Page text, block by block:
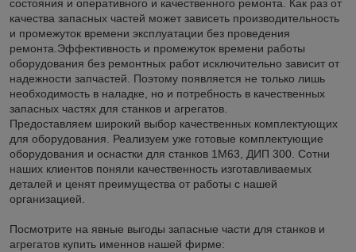
состояния и оперативного и качественного ремонта. Как раз от
качества запасных частей может зависеть производительность
и промежуток времени эксплуатации без проведения
ремонта.Эффективность и промежуток времени работы
оборудования без ремонтных работ исключительно зависит от
надежности запчастей. Поэтому появляется не только лишь
необходимость в наладке, но и потребность в качественных
запасных частях для станков и агрегатов.
Предоставляем широкий выбор качественных комплектующих
для оборудования. Реализуем уже готовые комплектующие
оборудования и оснастки для станков 1М63, ДИП 300. Сотни
наших клиентов поняли качественность изготавливаемых
деталей и ценят преимущества от работы с нашей
организацией.
Посмотрите на явные выгоды запасные части для станков и
агрегатов купить именнов нашей фирме: